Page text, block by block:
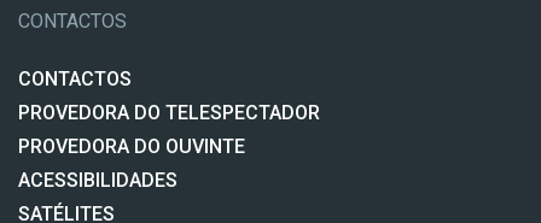
CONTACTOS
CONTACTOS
PROVEDORA DO TELESPECTADOR
PROVEDORA DO OUVINTE
ACESSIBILIDADES
SATÉLITES